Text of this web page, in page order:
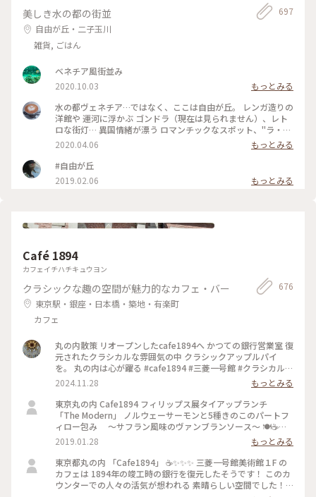
美しき水の都の街並
自由が丘・二子玉川
雑貨, ごはん
697
ベネチア風街並み
2020.10.03
もっとみる
水の都ヴェネチア…ではなく、ここは自由が丘。 レンガ造りの
洋館や 運河に浮かぶ ゴンドラ（現在は見られません）、レト
ロな街灯… 異国情緒が漂う ロマンチックなスポット、"ラ・ヴ
ィータ" 夕暮れ時は、ライトアップがきれい☺️♡ 写真を撮るの
が楽しみな スポットでもあります。 近場ながら、今回 初めて
スマホでパシャリ😆 以前は、お気に入りの テニスショップが
ありましたが、店舗は 何代か変わり…今は、革製品のお店や
インテリア雑貨のお店などが 入っています。 #わたしの散歩道
2020.04.06
もっとみる
#自由が丘
2019.02.06
もっとみる
Café 1894
カフェイチハチキュウヨン
クラシックな趣の空間が魅力的なカフェ・バー
東京駅・銀座・日本橋・築地・有楽町
カフェ
676
丸の内散策 リオープンしたcafe1894へ かつての銀行営業室 復
元されたクラシカルな雰囲気の中 クラシックアップルパイ
を。 丸の内は心が躍る #cafe1894 #三菱一号館 #クラシカルな
街 #丸の内
2024.11.28
もっとみる
東京丸の内 Cafe1894 フィリップス展タイアップランチ
「The Modern」 ノルウェーサーモンと5種きのこのパートフ
ィロー包み ～サフラン風味のヴァンブランソース～ 🍽☕️
✨✨✨ モダンな盛り付け🌾 パイがサクサク 美味しく頂きまし
た！ #東京 #ランチ #お出かけ #丸の内 #三菱一号館美術館
#Cafe1894 #フィリップス・コレクション #タイアップメニュ
ー #冬のごちそう
2019.01.28
もっとみる
東京都丸の内 「Cafe1894」 ☕️✨✨✨ 三菱一号館美術館１F の
カフェは 1894年の竣工時の銀行を復元したそうです！ このカ
ウンターでの人々の活気が想われる 素晴らしい空間でした！